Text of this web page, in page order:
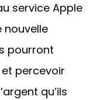
service Apple
nouvelle
pourront
percevoir
qu’ils